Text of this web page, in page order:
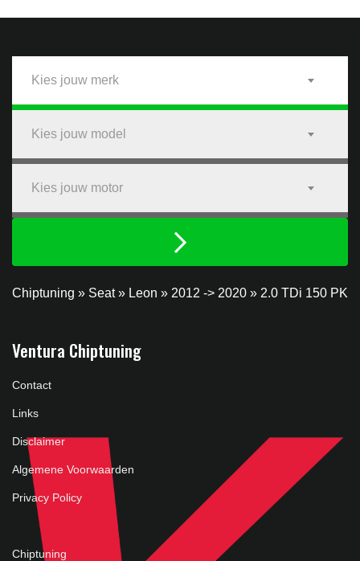
Kies jouw merk
Kies jouw model
Kies jouw motor
Chiptuning » Seat» Leon » 2012 -> 2020 » 2.0 TDi 150 PK
Ventura Chiptuning
Contact
Links
Disclaimer
Algemene Voorwaarden
Privacy Policy
Chiptuning